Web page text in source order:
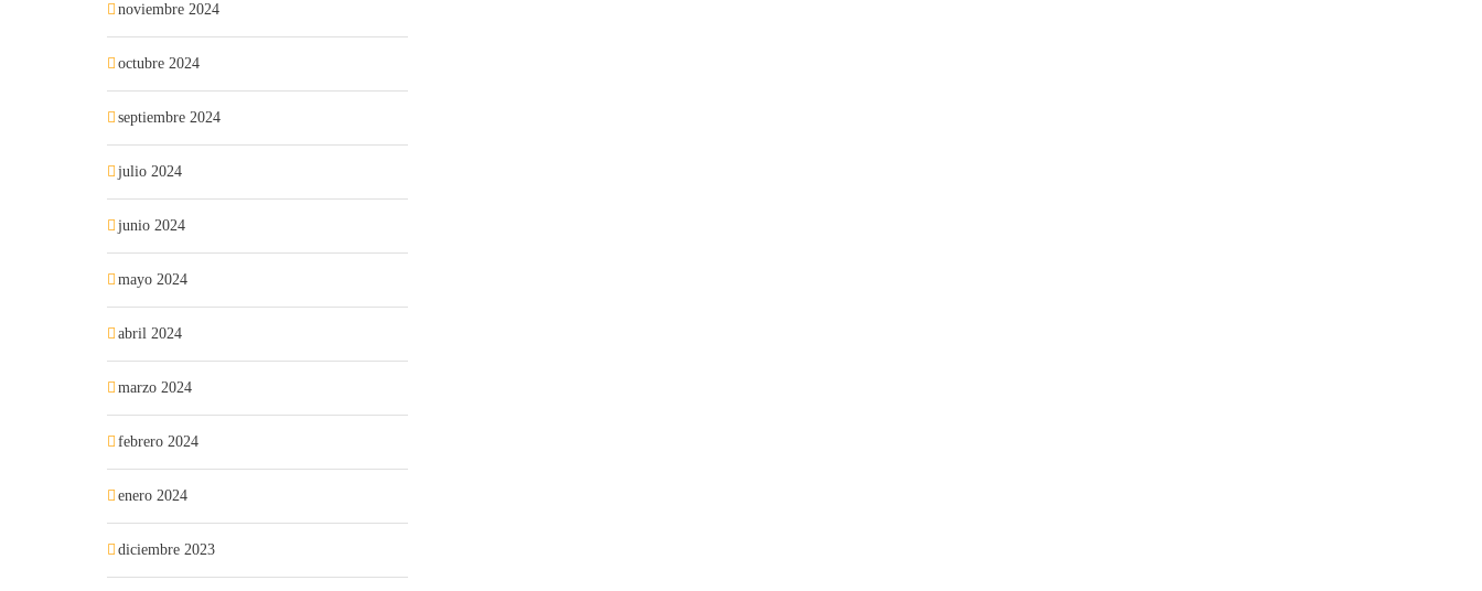
noviembre 2024
octubre 2024
septiembre 2024
julio 2024
junio 2024
mayo 2024
abril 2024
marzo 2024
febrero 2024
enero 2024
diciembre 2023